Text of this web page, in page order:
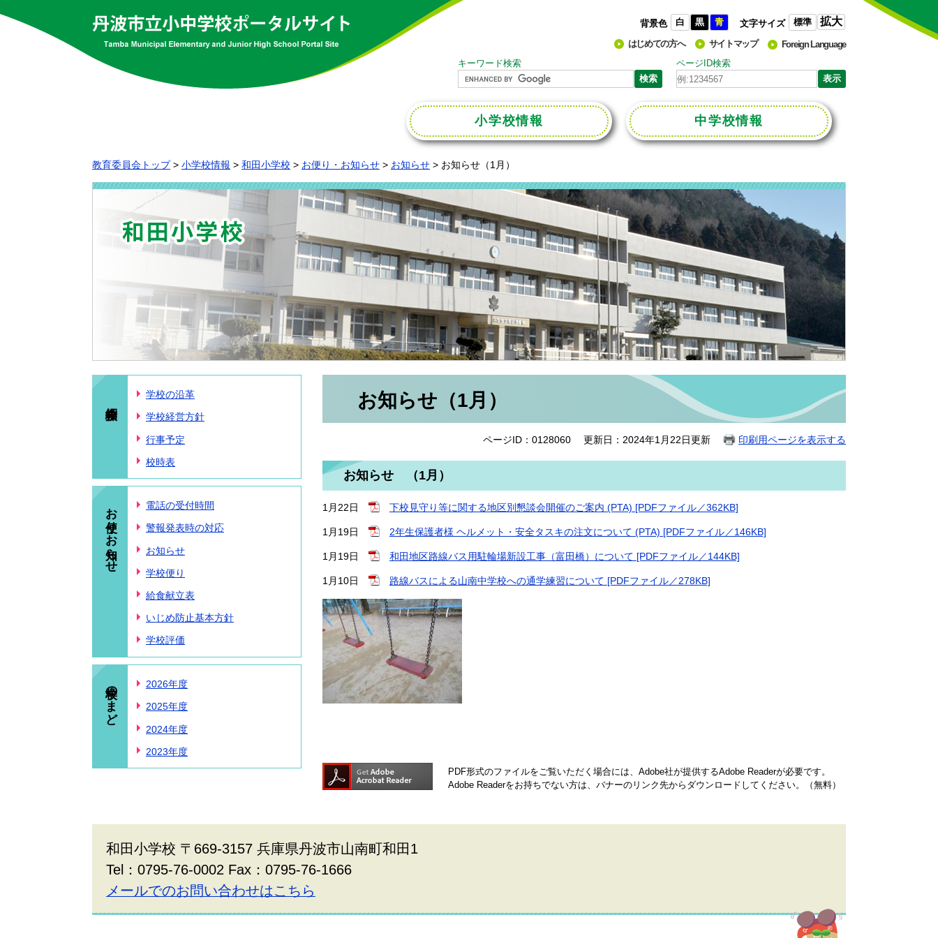
背景色 白 黒 青 文字サイズ 標準 拡大
はじめての方へ サイトマップ
Foreign Language
キーワード検索
ページID検索
小学校情報 中学校情報
教育委員会トップ > 小学校情報 > 和田小学校 > お便り・お知らせ > お知らせ > お知らせ（1月）
学校の沿革
学校経営方針
行事予定
校時表
お便り・お知らせ 電話の受付時間
警報発表時の対応
お知らせ
学校便り
給食献立表
いじめ防止基本方針
学校評価
学校のまど 2026年度
2025年度
2024年度
2023年度
お知らせ（1月）
ページID：0128060 更新日：2024年1月22日更新 印刷用ページを表示する
お知らせ （1月）
1月22日 下校見守り等に関する地区別懇談会開催のご案内 (PTA) [PDFファイル／362KB]
1月19日 2年生保護者様 ヘルメット・安全タスキの注文について (PTA) [PDFファイル／146KB]
1月19日 和田地区路線バス用駐輪場新設工事（富田橋）について [PDFファイル／144KB]
1月10日 路線バスによる山南中学校への通学練習について [PDFファイル／278KB]
PDF形式のファイルをご覧いただく場合には、Adobe社が提供するAdobe Readerが必要です。
Adobe Readerをお持ちでない方は、バナーのリンク先からダウンロードしてください。（無料）
和田小学校 〒669-3157 兵庫県丹波市山南町和田1
Tel：0795-76-0002 Fax：0795-76-1666
メールでのお問い合わせはこちら